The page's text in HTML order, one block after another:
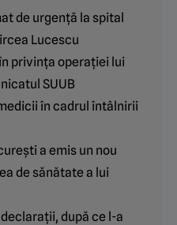
de urgență la spital
Lucescu
privința operației lui
SUUB
în cadrul întâlnirii
a emis un nou
de sănătate a lui
după ce l-a